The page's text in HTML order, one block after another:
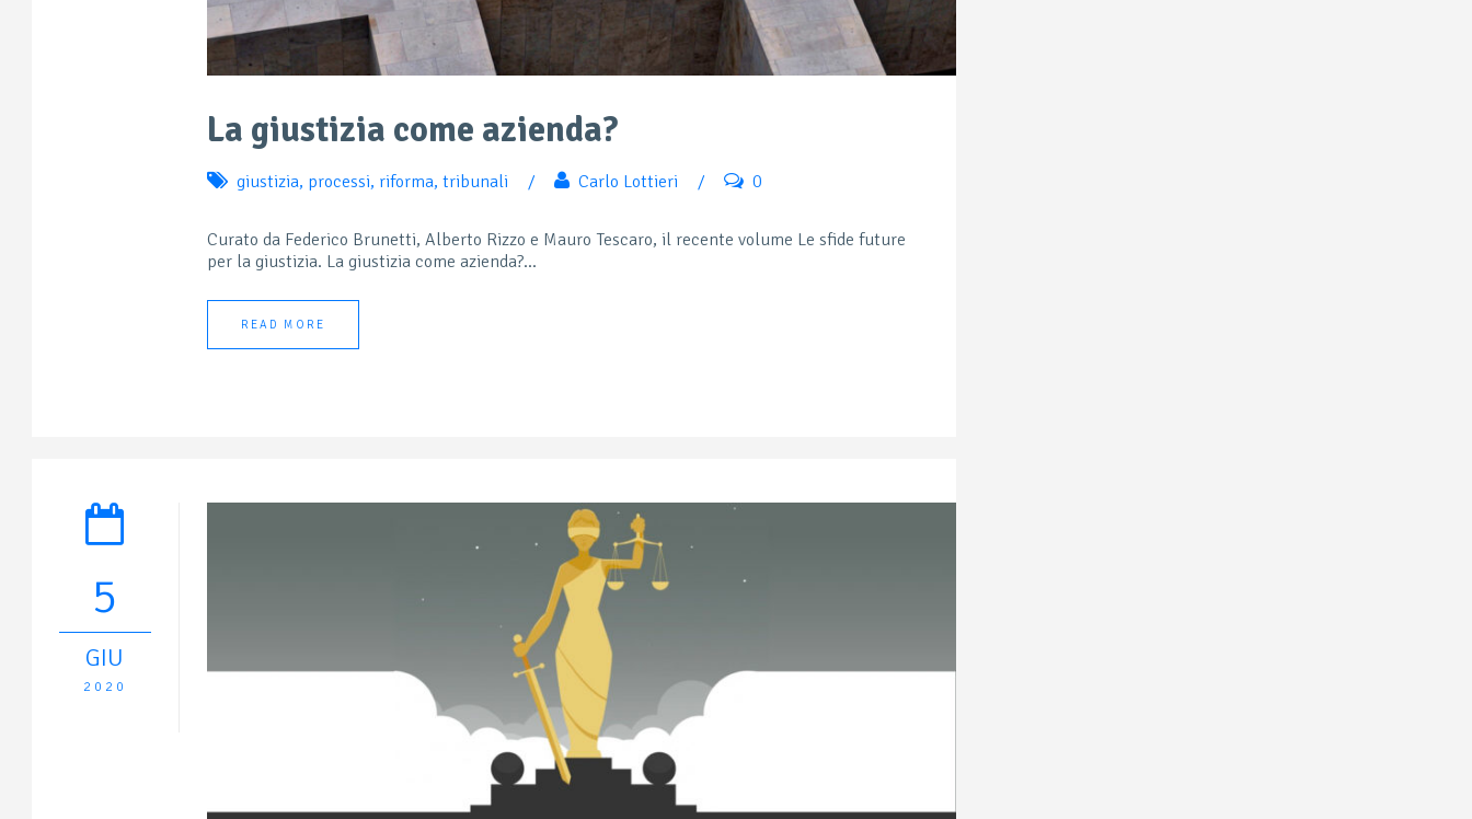
La giustizia come azienda?
giustizia, processi, riforma, tribunali / Carlo Lottieri / 0
Curato da Federico Brunetti, Alberto Rizzo e Mauro Tescaro, il recente volume Le sfide future
per la giustizia. La giustizia come azienda?...
READ MORE
5
GIU
2020